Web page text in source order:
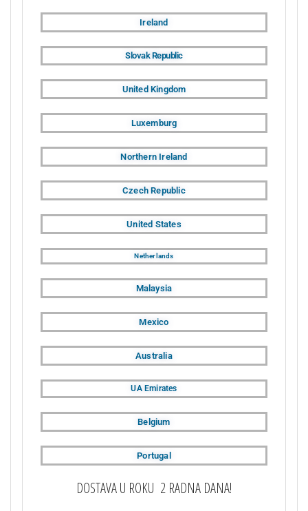
Ireland
Slovak Republic
United Kingdom
Luxemburg
Northern Ireland
Czech Republic
United States
Netherlands
Malaysia
Mexico
Australia
UA Emirates
Belgium
Portugal
DOSTAVA U ROKU 2 RADNA DANA!